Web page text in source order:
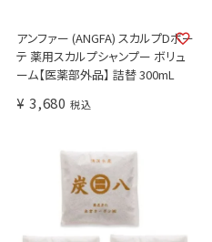
アンファー (ANGFA) スカルプDボー
テ 薬用スカルプシャンプー ボリュ
ーム【医薬部外品】 詰替 300mL
¥ 3,680 税込